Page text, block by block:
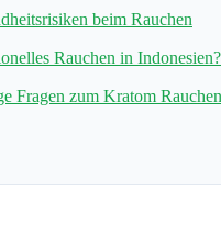
beim Rauchen
Rauchen in
Fragen zum Kratom Rauchen